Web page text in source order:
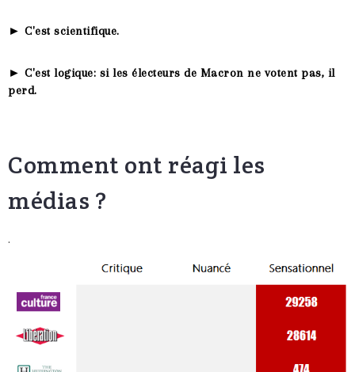
► C'est scientifique.
► C'est logique: si les électeurs de Macron ne votent pas, il
perd.
Comment ont réagi les
médias ?
.